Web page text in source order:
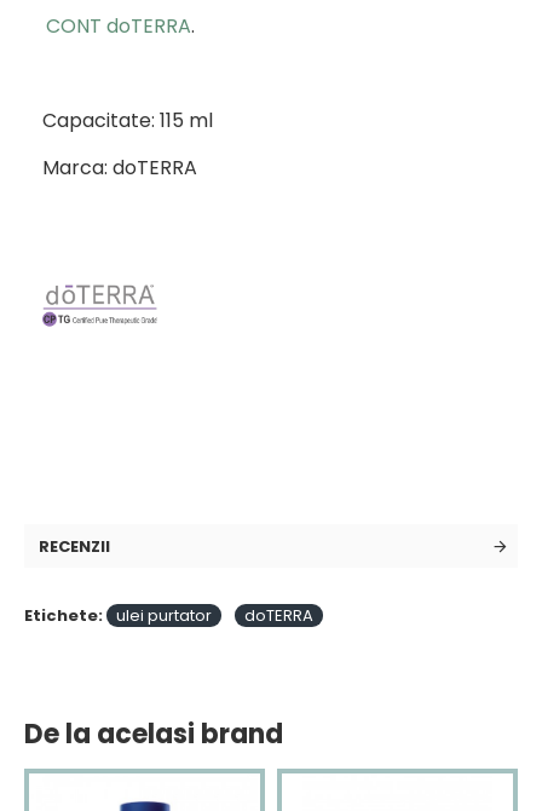
CONT doTERRA.
Capacitate: 115 ml
Marca: doTERRA
RECENZII
Etichete: ulei purtator doTERRA
De la acelasi brand